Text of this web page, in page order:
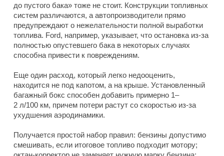
до пустого бака» тоже не стоит. Конструкции топливных
систем различаются, а автопроизводители прямо
предупреждают о нежелательности полной выработки
топлива. Ford, например, указывает, что остановка из-за
полностью опустевшего бака в некоторых случаях
способна привести к повреждениям.
Еще один расход, который легко недооценить,
находится не под капотом, а на крыше. Установленный
багажный бокс способен добавить примерно 1–
2 л/100 км, причем потери растут со скоростью из-за
ухудшения аэродинамики.
Получается простой набор правил: бензины допустимо
смешивать, если итоговое топливо подходит мотору;